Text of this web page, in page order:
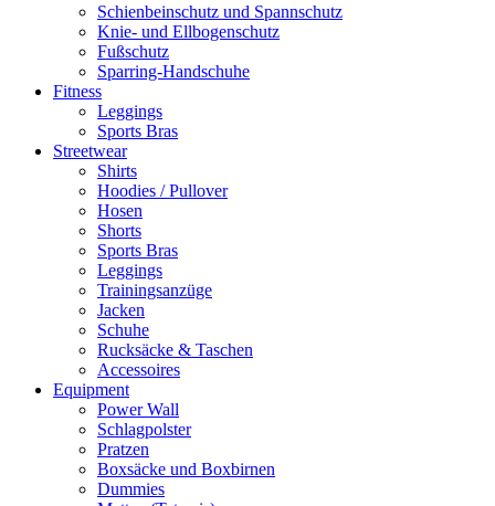
Schienbeinschutz und Spannschutz
Knie- und Ellbogenschutz
Fußschutz
Sparring-Handschuhe
Fitness
Leggings
Sports Bras
Streetwear
Shirts
Hoodies / Pullover
Hosen
Shorts
Sports Bras
Leggings
Trainingsanzüge
Jacken
Schuhe
Rucksäcke & Taschen
Accessoires
Equipment
Power Wall
Schlagpolster
Pratzen
Boxsäcke und Boxbirnen
Dummies